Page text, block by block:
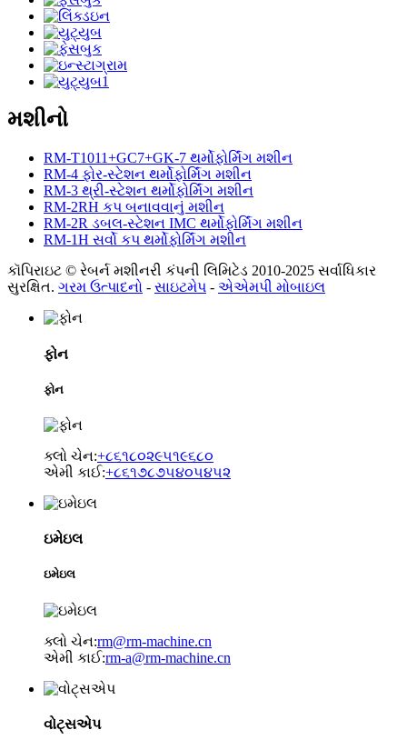
મશીનો
RM-T1011+GC7+GK-7 થર્મોફોર્મિંગ મશીન
RM-4 ફોર-સ્ટેશન થર્મોફોર્મિંગ મશીન
RM-3 થ્રી-સ્ટેશન થર્મોફોર્મિંગ મશીન
RM-2RH કપ બનાવવાનું મશીન
RM-2R ડબલ-સ્ટેશન IMC થર્મોફોર્મિંગ મશીન
RM-1H સર્વો કપ થર્મોફોર્મિંગ મશીન
કૉપિરાઇટ © રેબર્ન મશીનરી કંપની લિમિટેડ 2010-2025 સર્વાધિકાર
સુરક્ષિત. ગરમ ઉત્પાદનો - સાઇટમેપ - એએમપી મોબાઇલ
ફોન
ફોન
ક્લો ચેન:+૮૬૧૮૦૨૯૫૧૯૬૮૦
એમી કાઈ:+૮૬૧૭૮૭૫૪૦૫૪૫૨
ઇમેઇલ
ઇમેઇલ
ક્લો ચેન:rm@rm-machine.cn
એમી કાઈ:rm-a@rm-machine.cn
વોટ્સએપ